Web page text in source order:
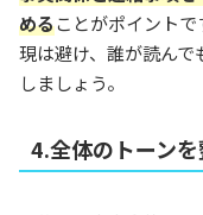
めることがポイント
現は避け、誰が読ん
しましょう。
4.全体のトーン